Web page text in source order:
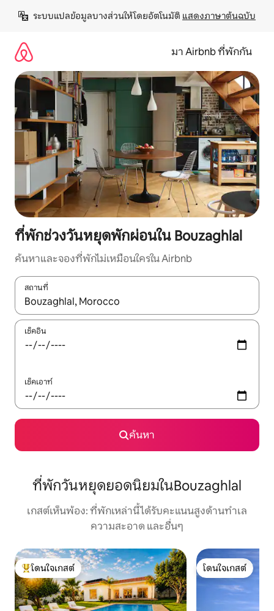
เนื้อหา
ระบบแปลข้อมูลบางส่วนให้โดยอัตโนมัติ แสดงภาษาต้นฉบับ
มา Airbnb ที่พักกัน
ที่พักช่วงวันหยุดพักผ่อนใน Bouzaghlal
ค้นหาและจองที่พักไม่เหมือนใครใน Airbnb
สถานที่
ใช้ลูกศรขึ้นลง หรือใช้การสัมผัสหรือปัด เพื่อสำรวจผลการค้นหา
เช็คอิน
เช็คเอาท์
ค้นหา
ที่พักวันหยุดยอดนิยมในBouzaghlal
เกสต์เห็นพ้อง: ที่พักเหล่านี้ได้รับคะแนนสูงด้านทำเล
ความสะอาด และอื่นๆ
โดนใจเกสต์ที่สุด
โดนใจเกสต์
โดนใจเกสต์
โดนใจเกสต์